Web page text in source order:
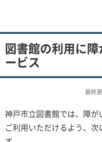
図書館の利用に
ービス
最終
神戸市立図書館では、障
ご利用いただけるよう、